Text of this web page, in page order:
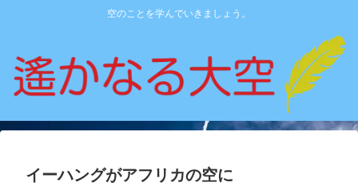
空のことを学んでいきましょう。
イーハングがアフリカの空に